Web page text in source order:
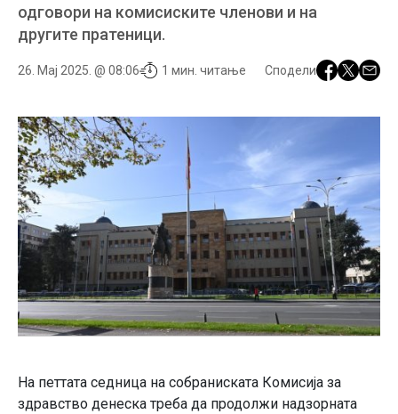
одговори на комисиските членови и на
другите пратеници.
26. Мај 2025. @ 08:06 1 мин. читање Сподели
На петтата седница на собраниската Комисија за
здравство денеска треба да продолжи надзорната